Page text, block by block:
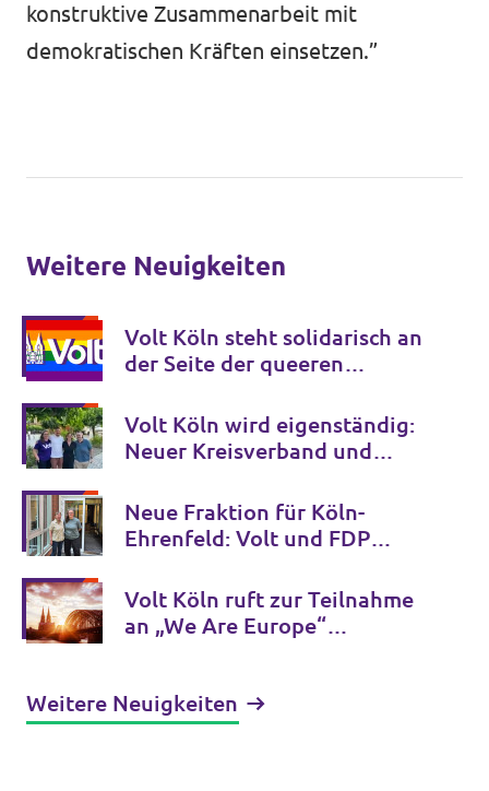
konstruktive Zusammenarbeit mit
demokratischen Kräften einsetzen.”
Weitere Neuigkeiten
Volt Köln steht solidarisch an
der Seite der queeren
Volt Köln wird eigenständig:
Neuer Kreisverband und
Neue Fraktion für Köln-
Ehrenfeld: Volt und FDP
Bezirksvertretung
Volt Köln ruft zur Teilnahme
an „We Are Europe“
Weitere Neuigkeiten